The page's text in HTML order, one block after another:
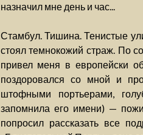
назначил мне день и час...
Стамбул. Тишина. Тенистые
стоял темнокожий страж. По
привел меня в европейски
поздоровался со мной и
штофными портьерами,
запомнила его имени) —
попросил рассказать все